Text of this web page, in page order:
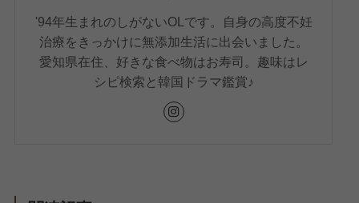
'94年生まれのしがないOLです。自身の高度不妊
治療をきっかけに無添加生活に出会いました。
愛知県在住、好きな食べ物はお寿司。趣味はレ
シピ検索と韓国ドラマ鑑賞♪